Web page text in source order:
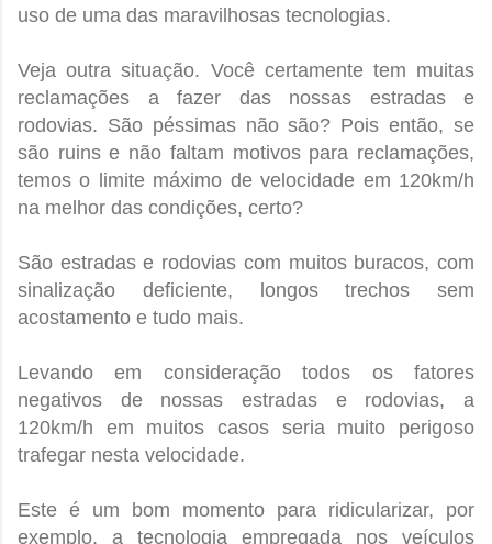
uso de uma das maravilhosas tecnologias.
Veja outra situação. Você certamente tem muitas
reclamações a fazer das nossas estradas e
rodovias. São péssimas não são? Pois então, se
são ruins e não faltam motivos para reclamações,
temos o limite máximo de velocidade em 120km/h
na melhor das condições, certo?
São estradas e rodovias com muitos buracos, com
sinalização deficiente, longos trechos sem
acostamento e tudo mais.
Levando em consideração todos os fatores
negativos de nossas estradas e rodovias, a
120km/h em muitos casos seria muito perigoso
trafegar nesta velocidade.
Este é um bom momento para ridicularizar, por
exemplo, a tecnologia empregada nos veículos